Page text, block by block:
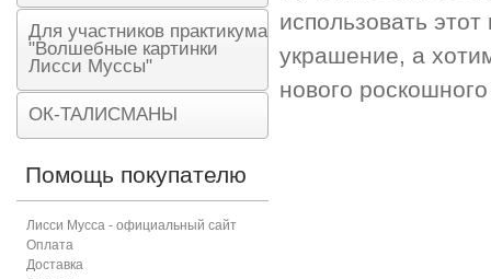
использовать
украшение, а
нового
Для участников практикума
"Волшебные картинки
Лисси Муссы"
ОК-ТАЛИСМАНЫ
Помощь покупателю
Лисси Мусса - официальный сайт
Оплата
Доставка